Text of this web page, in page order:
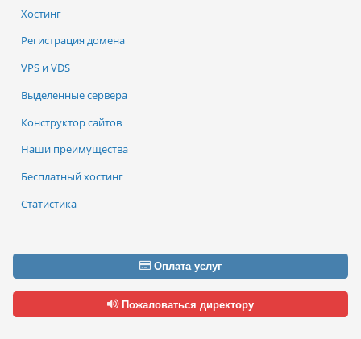
Хостинг
Регистрация домена
VPS и VDS
Выделенные сервера
Конструктор сайтов
Наши преимущества
Бесплатный хостинг
Статистика
Оплата услуг
Пожаловаться директору